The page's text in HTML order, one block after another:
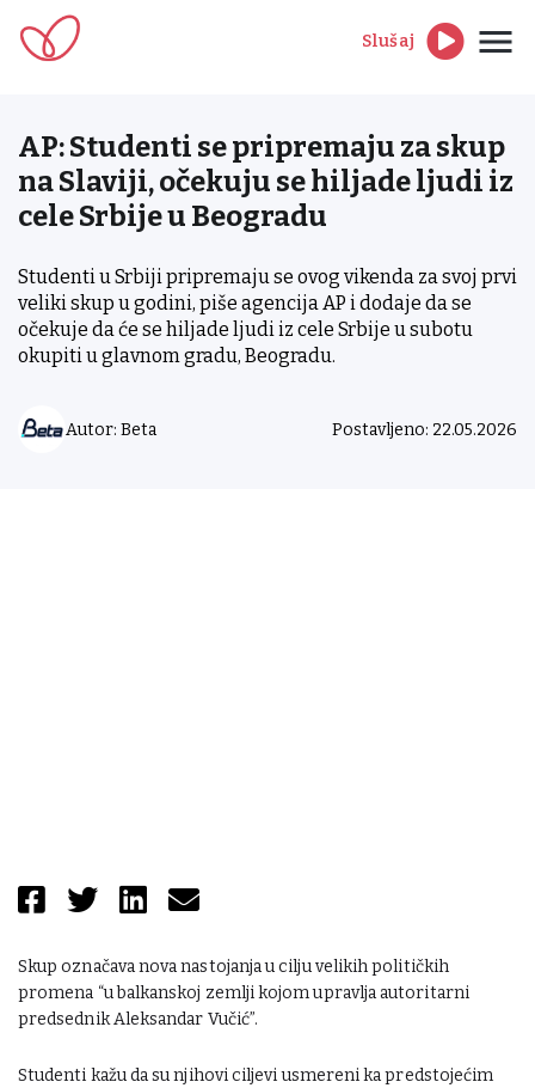
Slušaj
AP: Studenti se pripremaju za skup
na Slaviji, očekuju se hiljade ljudi iz
cele Srbije u Beogradu
Studenti u Srbiji pripremaju se ovog vikenda za svoj prvi
veliki skup u godini, piše agencija AP i dodaje da se
očekuje da će se hiljade ljudi iz cele Srbije u subotu
okupiti u glavnom gradu, Beogradu.
Autor: Beta Postavljeno: 22.05.2026
Skup označava nova nastojanja u cilju velikih političkih
promena “u balkanskoj zemlji kojom upravlja autoritarni
predsednik Aleksandar Vučić”.
Studenti kažu da su njihovi ciljevi usmereni ka predstojećim